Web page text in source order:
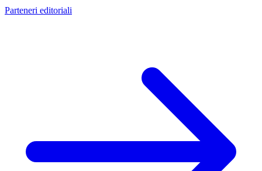
Parteneri editoriali